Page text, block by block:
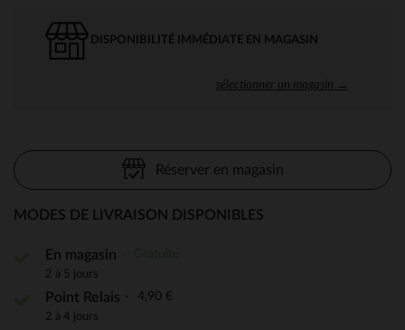
DISPONIBILITÉ IMMÉDIATE EN MAGASIN
sélectionner un magasin →
Réserver en magasin
MODES DE LIVRAISON DISPONIBLES
En magasin
2 à 5 jours
Point Relais 4,90 €
2 à 4 jours